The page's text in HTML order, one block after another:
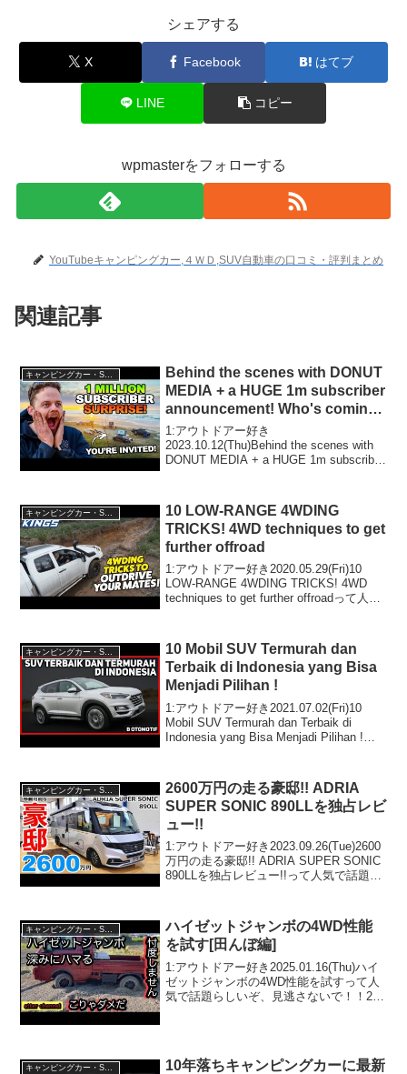
シェアする
X Facebook はてブ
LINE コピー
wpmasterをフォローする
YouTubeキャンピングカー,４ＷＤ,SUV自動車の口コミ・評判まとめ
関連記事
Behind the scenes with DONUT
MEDIA + a HUGE 1m subscriber
announcement! Who's coming
with us?
1:アウトドアー好き
2023.10.12(Thu)Behind the scenes with
DONUT MEDIA + a HUGE 1m subscriber
キャンピングカー・SUV人気車種
10 LOW-RANGE 4WDING
TRICKS! 4WD techniques to get
further offroad
1:アウトドアー好き2020.05.29(Fri)10
LOW-RANGE 4WDING TRICKS! 4WD
techniques to get further offroadって人気
10 Mobil SUV Termurah dan
Terbaik di Indonesia yang Bisa
Menjadi Pilihan !
1:アウトドアー好き2021.07.02(Fri)10
Mobil SUV Termurah dan Terbaik di
Indonesia yang Bisa Menjadi Pilihan !っ
キャンピングカー・SUV人気車種
2600万円の走る豪邸!! ADRIA
SUPER SONIC 890LLを独占レビ
ュー!!
1:アウトドアー好き2023.09.26(Tue)2600
万円の走る豪邸!! ADRIA SUPER SONIC
890LLを独占レビュー!!って人気で話題ら
ハイゼットジャンボの4WD性能
を試す[田んぼ編]
1:アウトドアー好き2025.01.16(Thu)ハイ
ゼットジャンボの4WD性能を試すって人
気で話題らしいぞ、見逃さないで！！2:
キャンピングカー・SUV人気車種
10年落ちキャンピングカーに最新